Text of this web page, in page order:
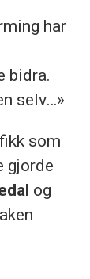
har
bidra.
selv…»
som
gjorde
og